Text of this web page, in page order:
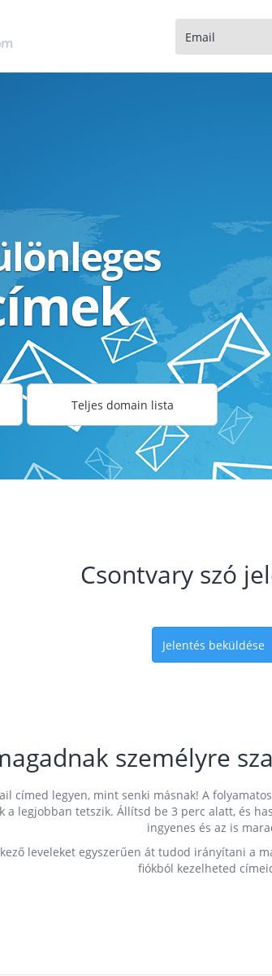
Teljes domain lista
Csontvary szó
Jelentés beküldése
személyre
címed legyen, mint senki másnak! A
a legjobban tetszik. Állítsd be 3 perc alatt, és
ingyenes és az is
leveleket egyszerűen át tudod irányítani a
fiókból kezelheted